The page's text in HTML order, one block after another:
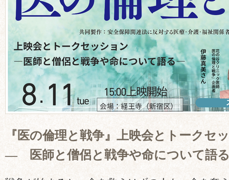
『医の倫理と戦争』上映会とトークセ
― 医師と僧侶と戦争や命について